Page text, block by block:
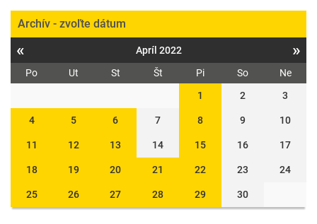
Archív - zvoľte dátum
« Apríl 2022 »
Po Ut St Št Pi So
Ne
1
2 3
4 5 6 7 8 9 10
11 12 13 14 15 16 17
18 19 20 21 22 23 24
25 26 27 28 29 30